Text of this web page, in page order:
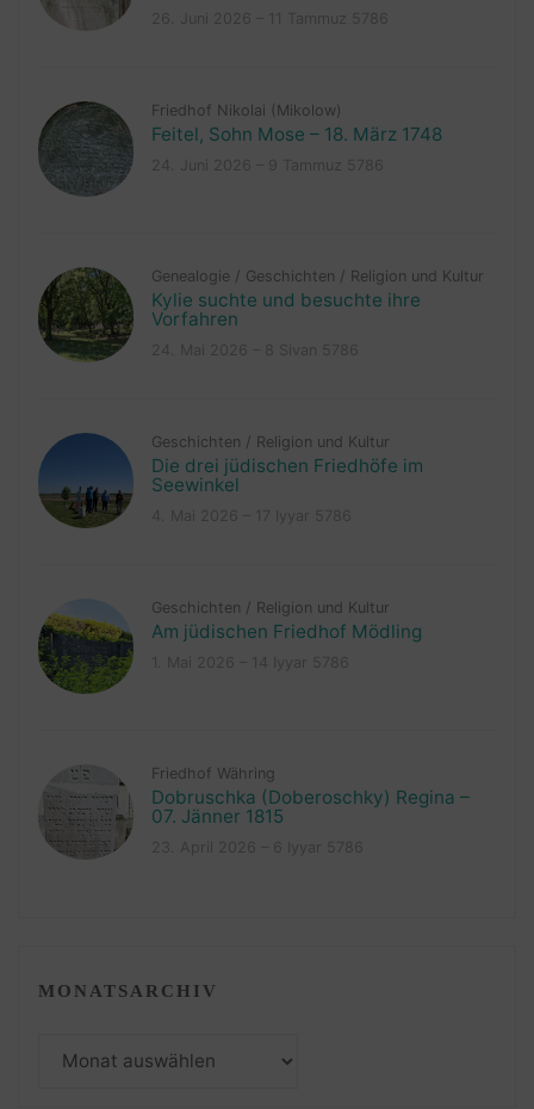
Friedhof Nikolai (Mikolow)
Feitel, Sohn Mose – 18. März 1748
Genealogie / Geschichten / Religion und Kultur
Kylie suchte und besuchte ihre
Vorfahren
Geschichten / Religion und Kultur
Die drei jüdischen Friedhöfe im
Seewinkel
Geschichten / Religion und Kultur
Am jüdischen Friedhof Mödling
Friedhof Währing
Dobruschka (Doberoschky) Regina –
07. Jänner 1815
MONATSARCHIV